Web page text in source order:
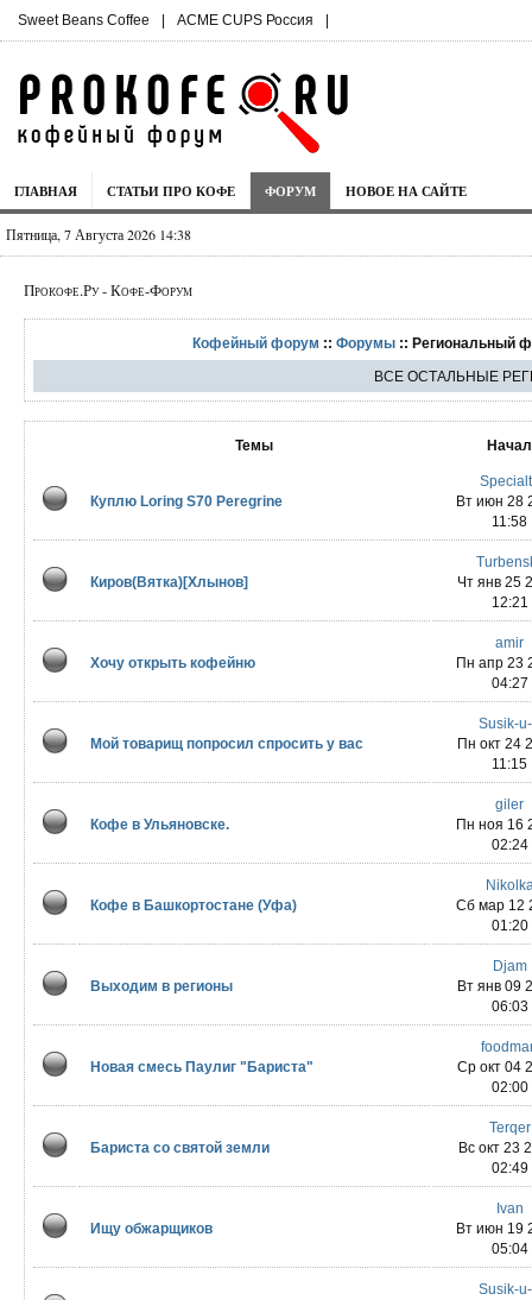
Sweet Beans Coffee | ACME CUPS Россия |
ГЛАВНАЯ СТАТЬИ ПРО КОФЕ ФОРУМ НОВОЕ НА САЙТЕ
Пятница, 7 Августа 2026 14:38
Прокофе.Ру - Кофе-Форум
Кофейный форум ::Форумы :: Региональный
ВСЕ ОСТАЛЬНЫЕ
Темы Начал
Куплю Loring S70 Peregrine
Вт июн 28
11:58
Киров(Вятка)[Хлынов]
Чт янв 25
12:21
Хочу открыть кофейню
amir
Пн апр 23
04:27
Мой товарищ попросил спросить у вас
Susik-
Пн окт 24
11:15
Кофе в Ульяновске.
giler
Пн ноя 16
02:24
Кофе в Башкортостане (Уфа)
Сб мар 12
01:20
Выходим в регионы
Djam
Вт янв 09
06:03
Новая смесь Паулиг "Бариста"
Ср окт 04
02:00
Бариста со святой земли
Terqer
Вс окт 23
02:49
Ищу обжарщиков
Ivan
Вт июн 19
05:04
Susik-